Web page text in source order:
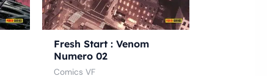
Fresh Start : Venom
Numero 02
Comics VF